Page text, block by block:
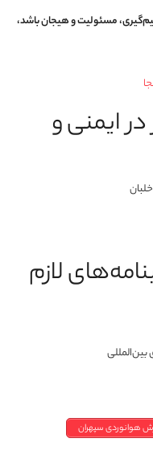
مسئولیت و هیجان باشد،
ایمنی و
لازم
هوانوردی سپهران